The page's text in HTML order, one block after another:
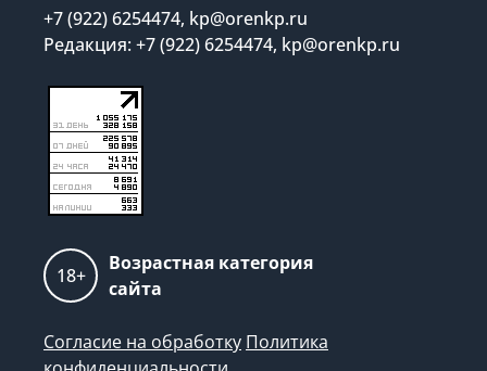
+7 (922) 6254474, kp@orenkp.ru
Редакция: +7 (922) 6254474, kp@orenkp.ru
18+
Возрастная категория
сайта
Согласие на обработку Политика